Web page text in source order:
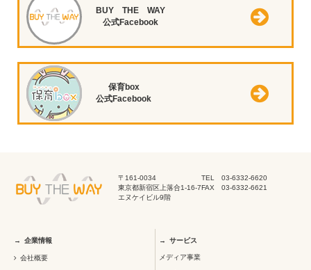
BUY THE WAY
公式Facebook
保育box
公式Facebook
〒161-0034
東京都新宿区上落合1-16-7
エヌケイビル9階
TEL 03-6332-6620
FAX 03-6332-6621
企業情報
会社概要
サービス
メディア事業